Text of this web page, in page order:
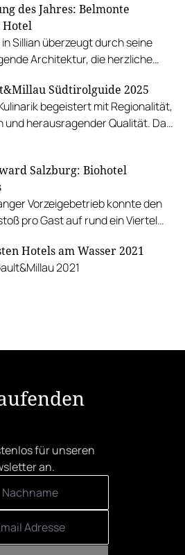
des Jahres: Belmonte
Hotel
Sillian überzeugt durch seine
Architektur, die herzliche
und Gemütlichkeit.
Südtirolguide 2025
begeistert mit Regionalität,
und herausragender Qualität. Das
Salzburg: Biohotel
Vorzeigebetrieb konnte den
pro Gast auf rund ein Viertel
Hotels am Wasser 2021
2021
für unseren
an.